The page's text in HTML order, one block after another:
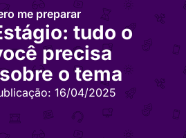
me preparar
tudo o
precisa
o tema
16/04/2025